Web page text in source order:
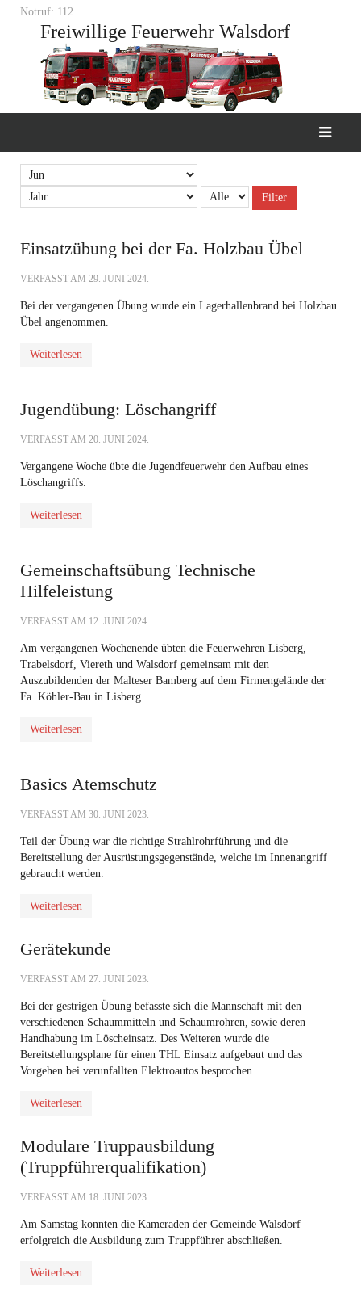
Notruf: 112
Freiwillige Feuerwehr Walsdorf
Filter
Einsatzübung bei der Fa. Holzbau Übel
VERFASST AM 29. JUNI 2024.
Bei der vergangenen Übung wurde ein Lagerhallenbrand bei Holzbau
Übel angenommen.
Weiterlesen
Jugendübung: Löschangriff
VERFASST AM 20. JUNI 2024.
Vergangene Woche übte die Jugendfeuerwehr den Aufbau eines
Löschangriffs.
Weiterlesen
Gemeinschaftsübung Technische
Hilfeleistung
VERFASST AM 12. JUNI 2024.
Am vergangenen Wochenende übten die Feuerwehren Lisberg,
Trabelsdorf, Viereth und Walsdorf gemeinsam mit den
Auszubildenden der Malteser Bamberg auf dem Firmengelände der
Fa. Köhler-Bau in Lisberg.
Weiterlesen
Basics Atemschutz
VERFASST AM 30. JUNI 2023.
Teil der Übung war die richtige Strahlrohrführung und die
Bereitstellung der Ausrüstungsgegenstände, welche im Innenangriff
gebraucht werden.
Weiterlesen
Gerätekunde
VERFASST AM 27. JUNI 2023.
Bei der gestrigen Übung befasste sich die Mannschaft mit den
verschiedenen Schaummitteln und Schaumrohren, sowie deren
Handhabung im Löscheinsatz. Des Weiteren wurde die
Bereitstellungsplane für einen THL Einsatz aufgebaut und das
Vorgehen bei verunfallten Elektroautos besprochen.
Weiterlesen
Modulare Truppausbildung
(Truppführerqualifikation)
VERFASST AM 18. JUNI 2023.
Am Samstag konnten die Kameraden der Gemeinde Walsdorf
erfolgreich die Ausbildung zum Truppführer abschließen.
Weiterlesen